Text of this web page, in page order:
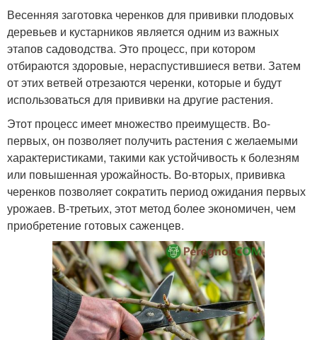
Весенняя заготовка черенков для прививки плодовых
деревьев и кустарников является одним из важных
этапов садоводства. Это процесс, при котором
отбираются здоровые, нераспустившиеся ветви. Затем
от этих ветвей отрезаются черенки, которые и будут
использоваться для прививки на другие растения.
Этот процесс имеет множество преимуществ. Во-
первых, он позволяет получить растения с желаемыми
характеристиками, такими как устойчивость к болезням
или повышенная урожайность. Во-вторых, прививка
черенков позволяет сократить период ожидания первых
урожаев. В-третьих, этот метод более экономичен, чем
приобретение готовых саженцев.